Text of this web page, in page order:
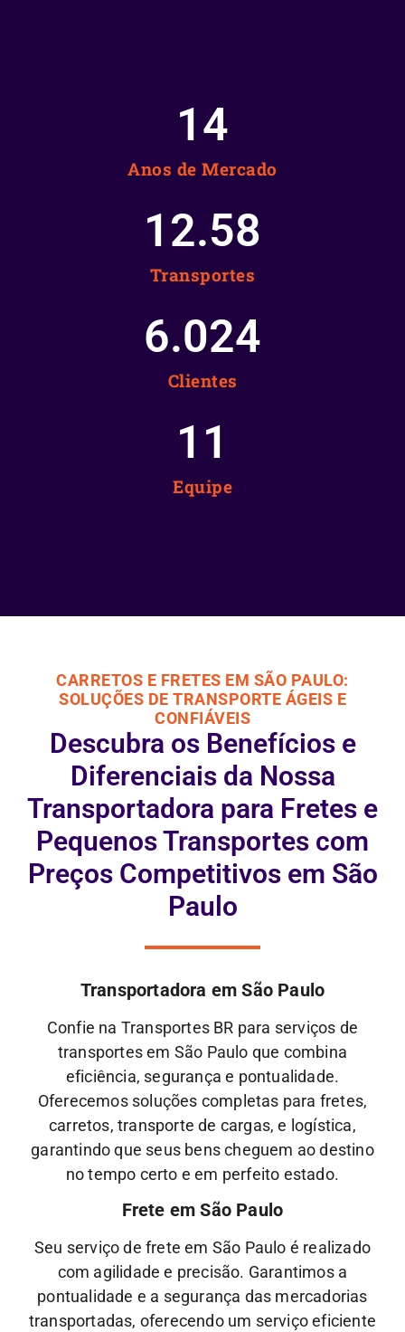
Anos de Mercado
15
Transportes
12.58
Clientes
6.025
Equipe
12
CARRETOS E FRETES EM SÃO PAULO:
SOLUÇÕES DE TRANSPORTE ÁGEIS E
CONFIÁVEIS
Descubra os Benefícios e
Diferenciais da Nossa
Transportadora para Fretes e
Pequenos Transportes com
Preços Competitivos em São
Paulo
Transportadora em São Paulo
Confie na Transportes BR para serviços de
transportes em São Paulo que combina
eficiência, segurança e pontualidade.
Oferecemos soluções completas para fretes,
carretos, transporte de cargas, e logística,
garantindo que seus bens cheguem ao destino
no tempo certo e em perfeito estado.
Frete em São Paulo
Seu serviço de frete em São Paulo é realizado
com agilidade e precisão. Garantimos a
pontualidade e a segurança das mercadorias
transportadas, oferecendo um serviço eficiente